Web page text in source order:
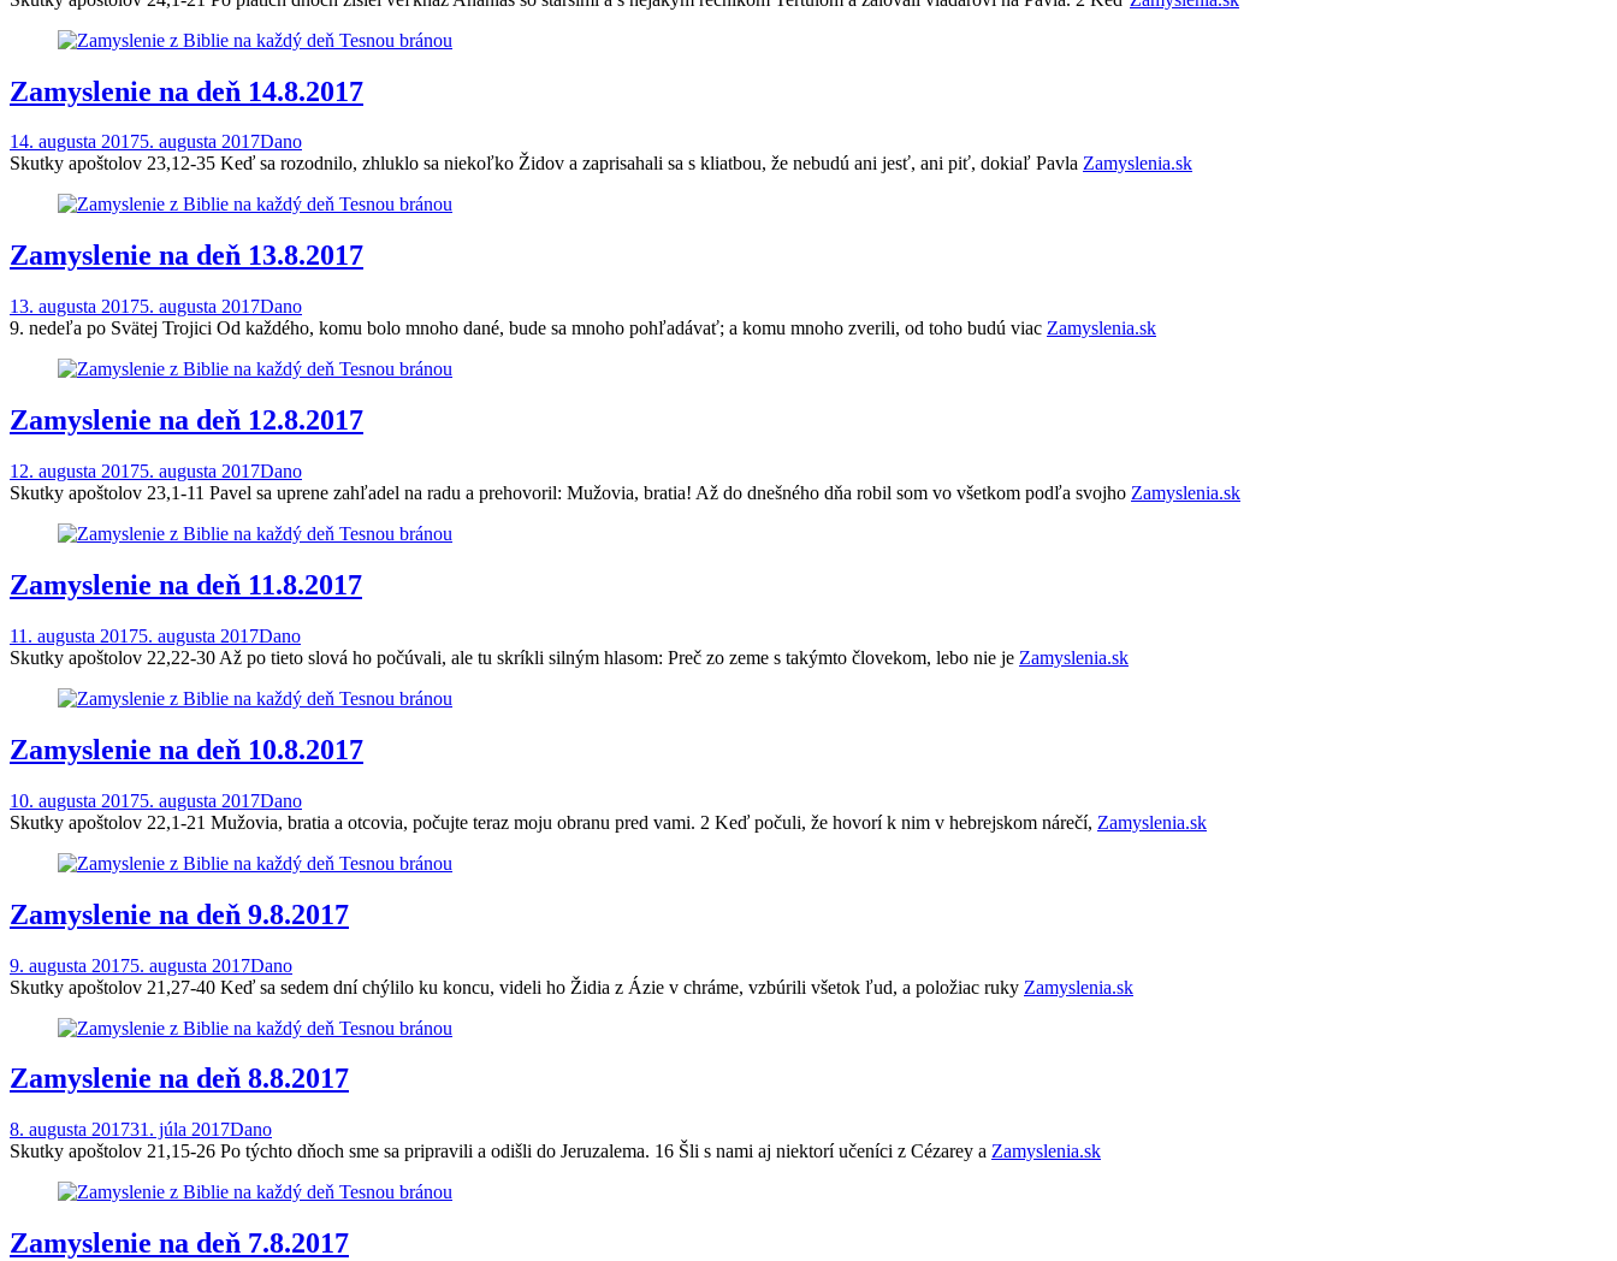
Zamyslenie na deň 14.8.2017
14. augusta 20175. augusta 2017Dano
Skutky apoštolov 23,12-35 Keď sa rozodnilo, zhluklo sa niekoľko Židov a zaprisahali sa s kliatbou, že nebudú ani jesť, ani piť, dokiaľ Pavla Zamyslenia.sk
Zamyslenie na deň 13.8.2017
13. augusta 20175. augusta 2017Dano
9. nedeľa po Svätej Trojici Od každého, komu bolo mnoho dané, bude sa mnoho pohľadávať; a komu mnoho zverili, od toho budú viac Zamyslenia.sk
Zamyslenie na deň 12.8.2017
12. augusta 20175. augusta 2017Dano
Skutky apoštolov 23,1-11 Pavel sa uprene zahľadel na radu a prehovoril: Mužovia, bratia! Až do dnešného dňa robil som vo všetkom podľa svojho Zamyslenia.sk
Zamyslenie na deň 11.8.2017
11. augusta 20175. augusta 2017Dano
Skutky apoštolov 22,22-30 Až po tieto slová ho počúvali, ale tu skríkli silným hlasom: Preč zo zeme s takýmto človekom, lebo nie je Zamyslenia.sk
Zamyslenie na deň 10.8.2017
10. augusta 20175. augusta 2017Dano
Skutky apoštolov 22,1-21 Mužovia, bratia a otcovia, počujte teraz moju obranu pred vami. 2 Keď počuli, že hovorí k nim v hebrejskom nárečí, Zamyslenia.sk
Zamyslenie na deň 9.8.2017
9. augusta 20175. augusta 2017Dano
Skutky apoštolov 21,27-40 Keď sa sedem dní chýlilo ku koncu, videli ho Židia z Ázie v chráme, vzbúrili všetok ľud, a položiac ruky Zamyslenia.sk
Zamyslenie na deň 8.8.2017
8. augusta 201731. júla 2017Dano
Skutky apoštolov 21,15-26 Po týchto dňoch sme sa pripravili a odišli do Jeruzalema. 16 Šli s nami aj niektorí učeníci z Cézarey a Zamyslenia.sk
Zamyslenie na deň 7.8.2017